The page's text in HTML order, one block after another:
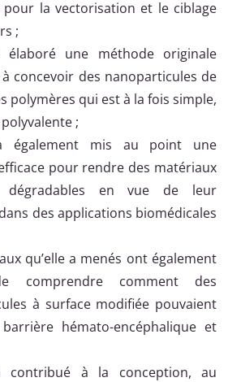
pour la vectorisation et le ciblage
;
une méthode originale
concevoir des nanoparticules de
polymères qui est à la fois simple,
;
également mis au point une
pour rendre des matériaux
dégradables en vue de leur
des applications biomédicales
qu’elle a menés ont également
comprendre comment des
à surface modifiée pouvaient
hémato-encéphalique et
contribué à la conception, au